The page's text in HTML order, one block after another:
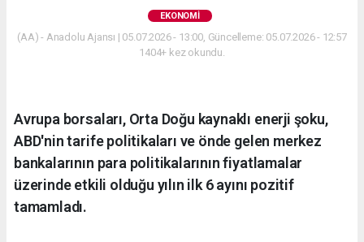
EKONOMI
(AA) - Anadolu Ajansı | 05.07.2026 - 13:00, Güncelleme: 05.07.2026 - 12:57
1404+ kez okundu.
Avrupa borsaları, Orta Doğu kaynaklı enerji şoku,
ABD'nin tarife politikaları ve önde gelen merkez
bankalarının para politikalarının fiyatlamalar
üzerinde etkili olduğu yılın ilk 6 ayını pozitif
tamamladı.